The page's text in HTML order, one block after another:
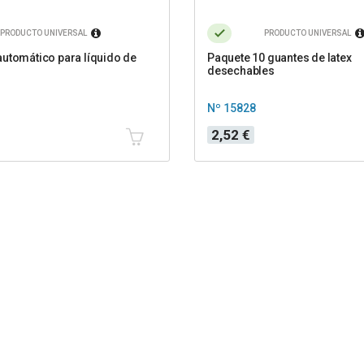
PRODUCTO UNIVERSAL
para líquido de
PRODUCTO UNIVERSAL
Paquete 10 guantes de latex
desechables
Nº 15828
Precio
2,52 €